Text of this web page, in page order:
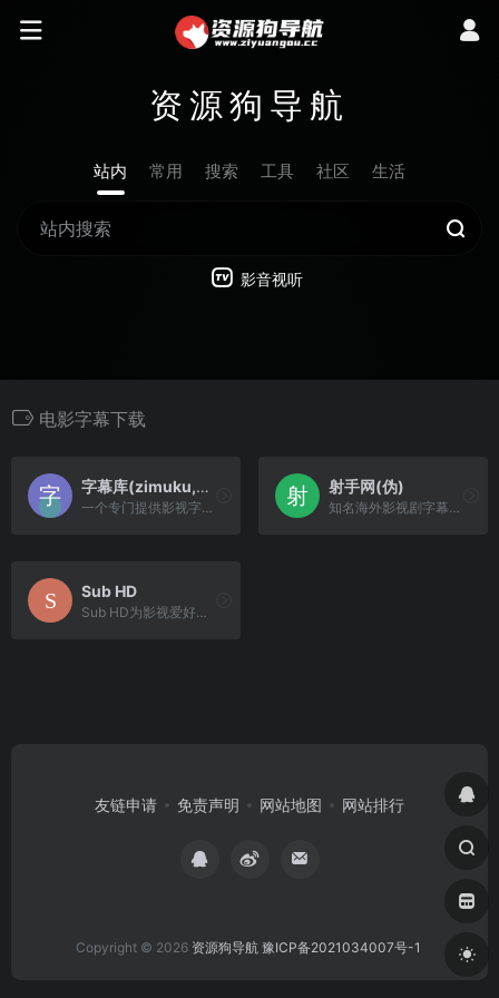
资源狗导航
站内 常用 搜索 工具 社区 生活
影音视听
电影字幕下载
字幕库(zimuku,SrtKu)
一个专门提供影视字幕下载的网站。
射手网(伪)
知名海外影视剧字幕下载分享平台。
Sub HD
Sub HD为影视爱好者们提供交流字幕的平台，你可以在这里找到并下载字幕，对字幕打分和评论，也可以上传字幕与大家分享
友链申请 免责声明 网站地图 网站排行
Copyright © 2026 资源狗导航 豫ICP备2021034007号-1